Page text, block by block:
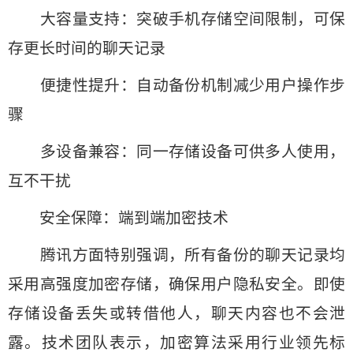
大容量支持：突破手机存储空间限制，可保
存更长时间的聊天记录
便捷性提升：自动备份机制减少用户操作步
骤
多设备兼容：同一存储设备可供多人使用，
互不干扰
安全保障：端到端加密技术
腾讯方面特别强调，所有备份的聊天记录均
采用高强度加密存储，确保用户隐私安全。即使
存储设备丢失或转借他人，聊天内容也不会泄
露。技术团队表示，加密算法采用行业领先标